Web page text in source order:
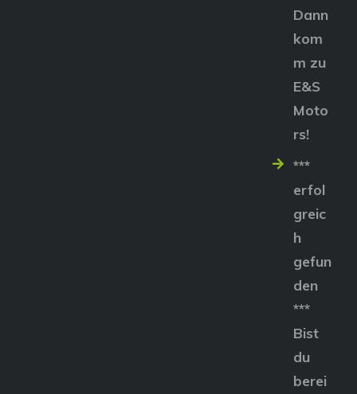
Dann
kom
m zu
E&S
Moto
rs!
***
erfol
greic
h
gefun
den
***
Bist
du
berei